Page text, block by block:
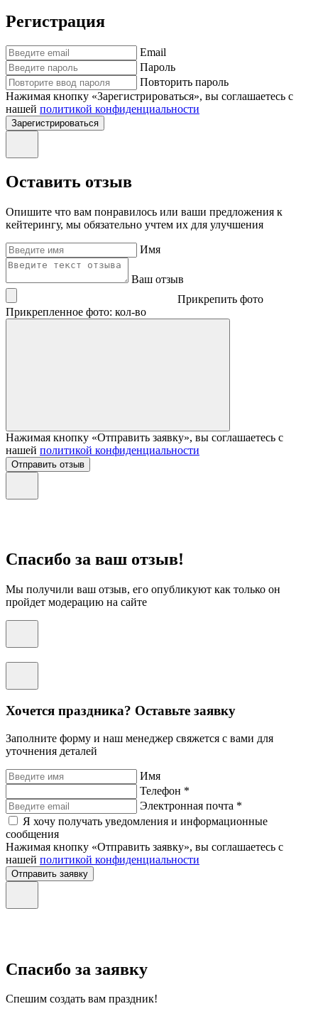
Регистрация
Email
Пароль
Повторить пароль
Нажимая кнопку «Зарегистрироваться», вы соглашаетесь с
нашей политикой конфиденциальности
Зарегистрироваться
Оставить отзыв
Опишите что вам понравилось или ваши предложения к
кейтерингу, мы обязательно учтем их для улучшения
Имя
Ваш отзыв
Прикрепить фото
Прикрепленное фото: кол-во
Нажимая кнопку «Отправить заявку», вы соглашаетесь с
нашей политикой конфиденциальности
Отправить отзыв
Спасибо за ваш отзыв!
Мы получили ваш отзыв, его опубликуют как только он
пройдет модерацию на сайте
Хочется праздника? Оставьте заявку
Заполните форму и наш менеджер свяжется с вами для
уточнения деталей
Имя
Телефон *
Электронная почта *
Я хочу получать уведомления и информационные
сообщения
Нажимая кнопку «Отправить заявку», вы соглашаетесь с
нашей политикой конфиденциальности
Отправить заявку
Спасибо за заявку
Спешим создать вам праздник!